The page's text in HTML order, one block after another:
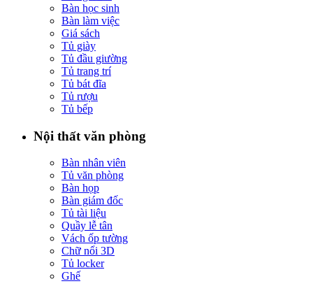
Bàn học sinh
Bàn làm việc
Giá sách
Tủ giày
Tủ đầu giường
Tủ trang trí
Tủ bát đĩa
Tủ rượu
Tủ bếp
Nội thất văn phòng
Bàn nhân viên
Tủ văn phòng
Bàn họp
Bàn giám đốc
Tủ tài liệu
Quầy lễ tân
Vách ốp tường
Chữ nổi 3D
Tủ locker
Ghế